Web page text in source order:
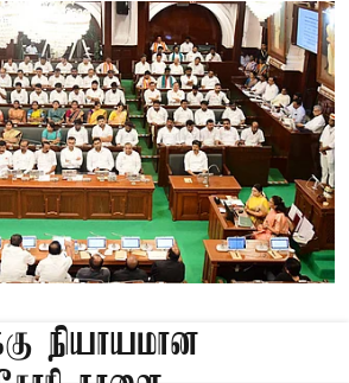
நியாயமான